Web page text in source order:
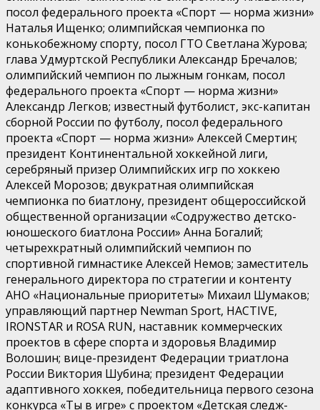
посол федерального проекта «Спорт — норма жизни»
Наталья Ищенко; олимпийская чемпионка по
конькобежному спорту, посол ГТО Светлана Журова;
глава Удмуртской Республики Александр Бречалов;
олимпийский чемпион по лыжным гонкам, посол
федерального проекта «Спорт — норма жизни»
Александр Легков; известный футболист, экс-капитан
сборной России по футболу, посол федерального
проекта «Спорт — норма жизни» Алексей Смертин;
президент Континентальной хоккейной лиги,
серебряный призер Олимпийских игр по хоккею
Алексей Морозов; двукратная олимпийская
чемпионка по биатлону, президент общероссийской
общественной организации «Содружество детско-
юношеского биатлона России» Анна Богалий;
четырехкратный олимпийский чемпион по
спортивной гимнастике Алексей Немов; заместитель
генерального директора по стратегии и контенту
АНО «Национальные приоритеты» Михаил Шумаков;
управляющий партнер Newman Sport, HACTIVE,
IRONSTAR и ROSA RUN, наставник коммерческих
проектов в сфере спорта и здоровья Владимир
Волошин; вице-президент Федерации триатлона
России Виктория Шубина; президент Федерации
адаптивного хоккея, победительница первого сезона
конкурса «Ты в игре» с проектом «Детская следж-